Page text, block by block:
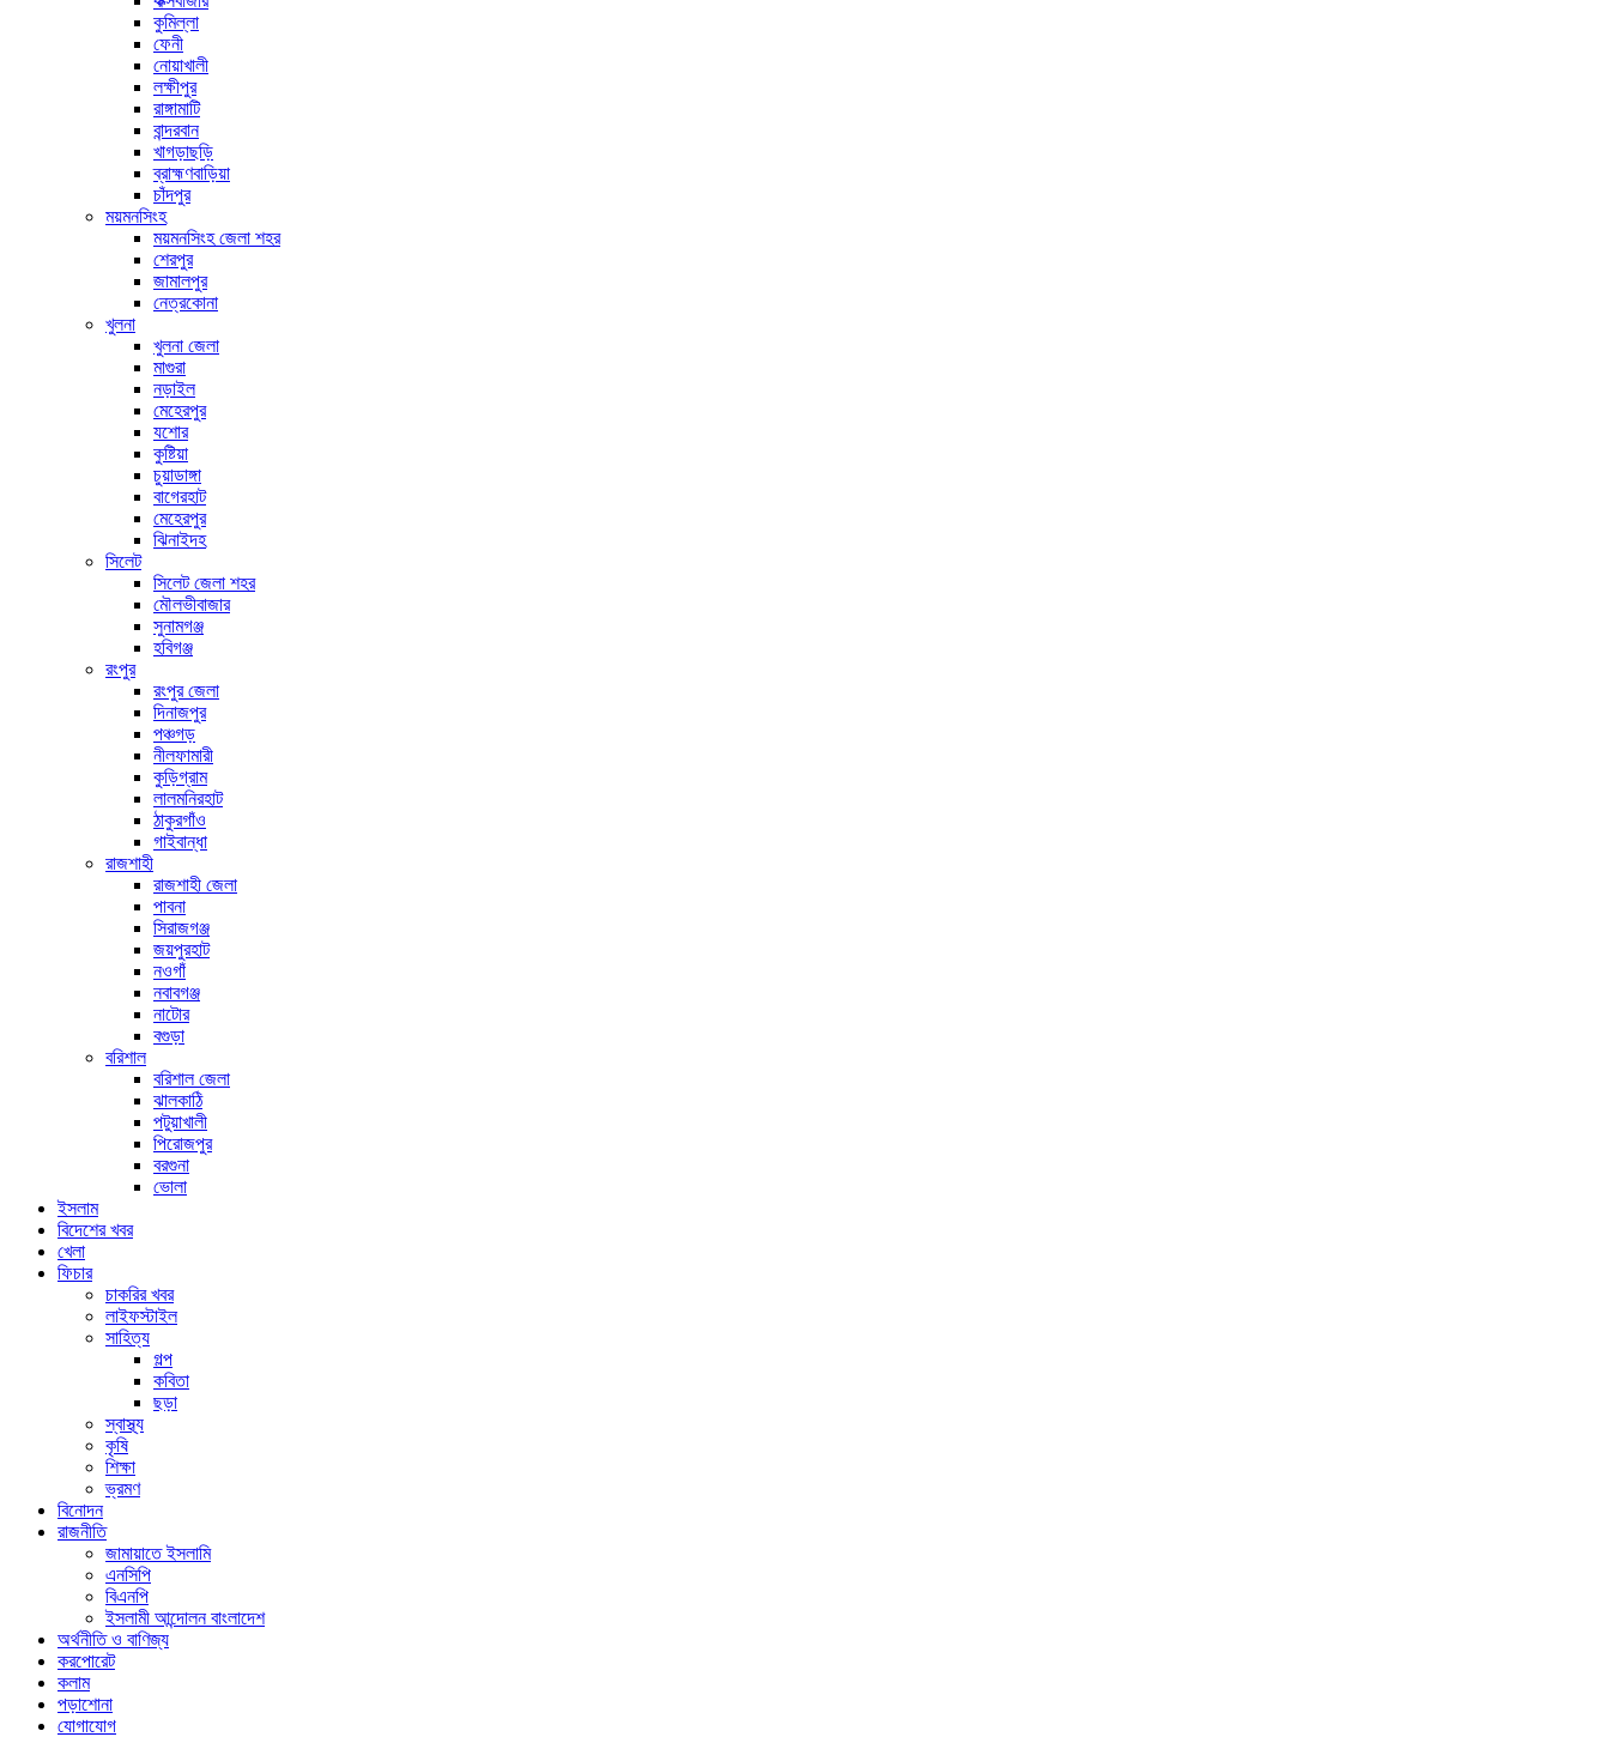
কুমিল্লা
ফেনী
নোয়াখালী
লক্ষীপুর
রাঙ্গামাটি
বান্দরবান
খাগড়াছড়ি
ব্রাহ্মণবাড়িয়া
চাঁদপুর
ময়মনসিংহ
ময়মনসিংহ জেলা শহর
শেরপুর
জামালপুর
নেত্রকোনা
খুলনা
খুলনা জেলা
মাগুরা
নড়াইল
মেহেরপুর
যশোর
কুষ্টিয়া
চুয়াডাঙ্গা
বাগেরহাট
মেহেরপুর
ঝিনাইদহ
সিলেট
সিলেট জেলা শহর
মৌলভীবাজার
সুনামগঞ্জ
হবিগঞ্জ
রংপুর
রংপুর জেলা
দিনাজপুর
পঞ্চগড়
নীলফামারী
কুড়িগ্রাম
লালমনিরহাট
ঠাকুরগাঁও
গাইবান্ধা
রাজশাহী
রাজশাহী জেলা
পাবনা
সিরাজগঞ্জ
জয়পুরহাট
নওগাঁ
নবাবগঞ্জ
নাটোর
বগুড়া
বরিশাল
বরিশাল জেলা
ঝালকাঠি
পটুয়াখালী
পিরোজপুর
বরগুনা
ভোলা
ইসলাম
বিদেশের খবর
খেলা
ফিচার
চাকরির খবর
লাইফস্টাইল
সাহিত্য
গল্প
কবিতা
ছড়া
স্বাস্থ্য
কৃষি
শিক্ষা
ভ্রমণ
বিনোদন
রাজনীতি
জামায়াতে ইসলামি
এনসিপি
বিএনপি
ইসলামী আন্দোলন বাংলাদেশ
অর্থনীতি ও বাণিজ্য
করপোরেট
কলাম
পড়াশোনা
যোগাযোগ